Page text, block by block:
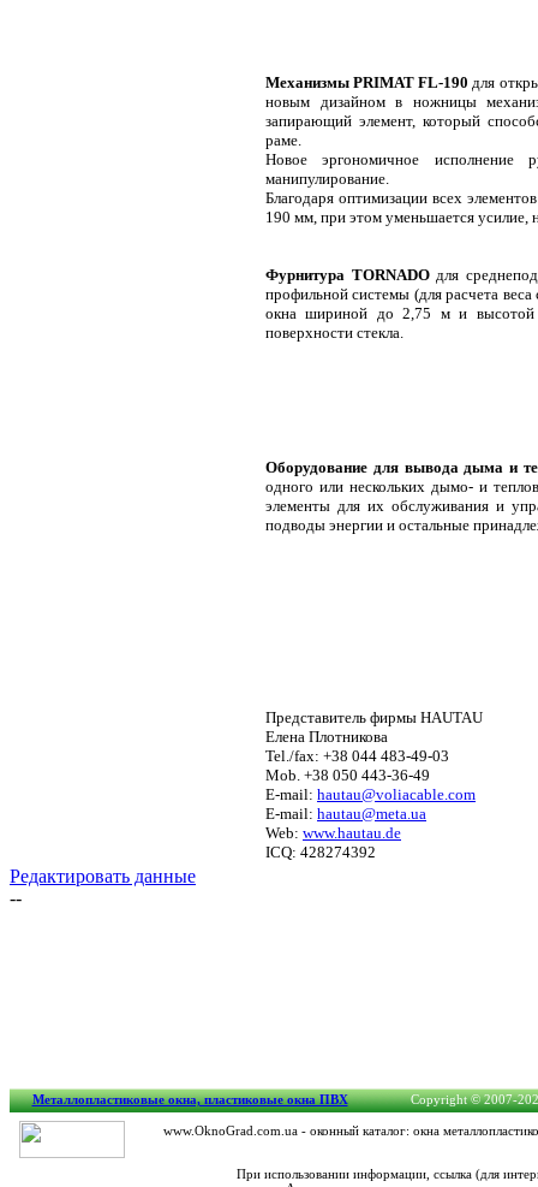
Механизмы PRIMAT FL-190 для
новым дизайном в ножницы
запирающий элемент, который
раме.
Новое эргономичное исполнение
манипулирование.
Благодаря оптимизации всех
190 мм, при этом уменьшается усилие,
Фурнитура TORNADOдля
профильной системы (для расчета
окна шириной до 2,75 м и высотой
поверхности стекла.
Оборудование для вывода дыма и
одного или нескольких дымо- и
элементы для их обслуживания и
подводы энергии и остальные
Представитель фирмы HAUTAU
Елена Плотникова
Tel./fax: +38 044 483-49-03
Mob. +38 050 443-36-49
E-mail: hautau@voliacable.com
E-mail: hautau@meta.ua
Web: www.hautau.de
ICQ: 428274392
Редактировать данные
--
Металлопластиковые окна, пластиковые окна ПВХ Copyright © 2007-
www.OknoGrad.com.ua - оконный каталог: окна
При использовании информации, ссылка (для